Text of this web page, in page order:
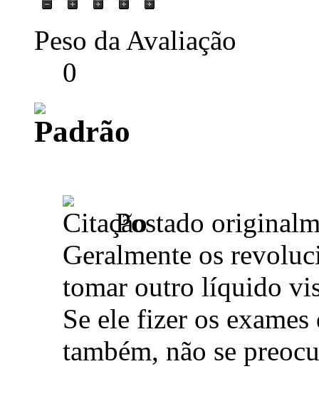
Peso da Avaliação
0
Postado
Geralmente os
tomar outro líquido
Se ele fizer os
também, não se